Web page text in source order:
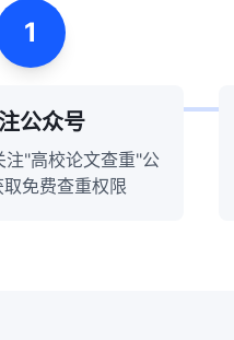
1
公众号
注"高校论文查重"公
免费查重权限